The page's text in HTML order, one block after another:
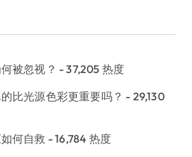
被忽视？ - 37,205 热度
比光源色彩更重要吗？ - 29,130
何自救 - 16,784 热度